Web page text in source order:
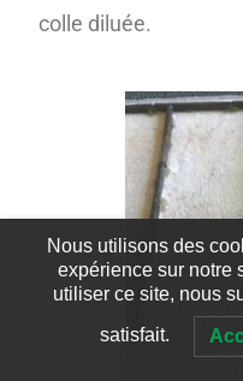
colle diluée.
Nous utilisons des
expérience sur notre
utiliser ce site, nous
satisfait.